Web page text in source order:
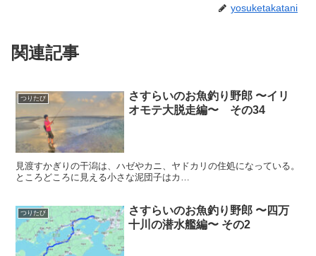
yosuketakatani
関連記事
つりたび
さすらいのお魚釣り野郎 〜イリ
オモテ大脱走編〜 その34
見渡すかぎりの干潟は、ハゼやカニ、ヤドカリの住処になっている。
ところどころに見える小さな泥団子はカ…
つりたび
さすらいのお魚釣り野郎 〜四万
十川の潜水艦編〜 その2